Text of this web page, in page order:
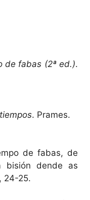
de fabas (2ª ed.).
. Prames.
de fabas, de
bisión dende as
24-25.